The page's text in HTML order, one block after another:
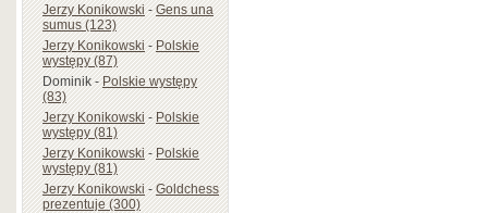
Jerzy Konikowski-Gens una
sumus (123)
Jerzy Konikowski-Polskie
występy (87)
Dominik-Polskie występy
(83)
Jerzy Konikowski-Polskie
występy (81)
Jerzy Konikowski-Polskie
występy (81)
Jerzy Konikowski-Goldchess
prezentuje (300)